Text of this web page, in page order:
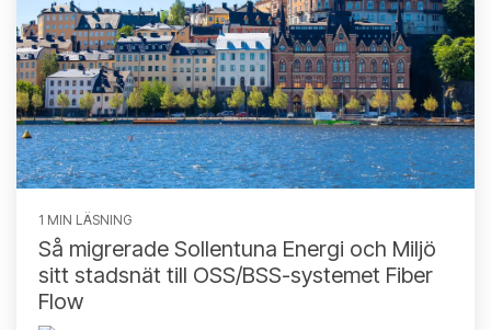
1 MIN LÄSNING
Så migrerade Sollentuna Energi och Miljö
sitt stadsnät till OSS/BSS-systemet Fiber
Flow